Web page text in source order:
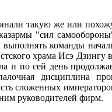
такую же или
"сил
команды
храма Исэ
и по сей день
дисциплина
сложенных
руководителей фирм.